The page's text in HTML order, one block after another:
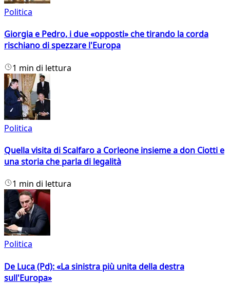
Politica
Giorgia e Pedro, i due «opposti» che tirando la corda
rischiano di spezzare l'Europa
1 min di lettura
Politica
Quella visita di Scalfaro a Corleone insieme a don Ciotti e
una storia che parla di legalità
1 min di lettura
Politica
De Luca (Pd): «La sinistra più unita della destra
sull'Europa»